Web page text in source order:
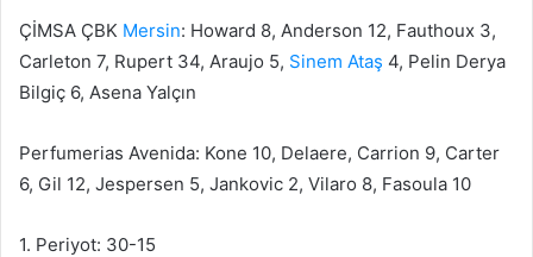
ÇİMSA ÇBK Mersin: Howard 8, Anderson 12, Fauthoux 3,
Carleton 7, Rupert 34, Araujo 5, Sinem Ataş 4, Pelin Derya
Bilgiç 6, Asena Yalçın
Perfumerias Avenida: Kone 10, Delaere, Carrion 9, Carter
6, Gil 12, Jespersen 5, Jankovic 2, Vilaro 8, Fasoula 10
1. Periyot: 30-15